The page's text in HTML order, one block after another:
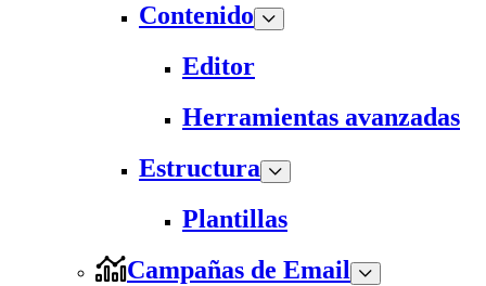
Contenido
Editor
Herramientas avanzadas
Estructura
Plantillas
Campañas de Email